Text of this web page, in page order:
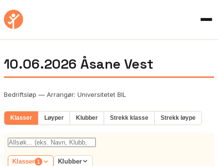
10.06.2026 Åsane Vest
Bedriftsløp — Arrangør: Universitetet BIL
Klasser Løyper Klubber Strekk klasse Strekk løype
Klasser 1 Klubber